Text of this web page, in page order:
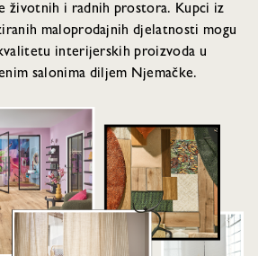
životnih i radnih prostora. Kupci iz
maloprodajnih djelatnosti mogu
interijerskih proizvoda u
salonima diljem Njemačke.